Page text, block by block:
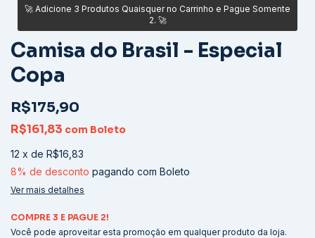
Camisa do Brasil - Especial
Copa
R$175,90
R$161,83 com Boleto
12 x de R$16,83
8% de desconto pagando com Boleto
Ver mais detalhes
COMPRE 3 E PAGUE 2!
Você pode aproveitar esta promoção em qualquer produto da loja.